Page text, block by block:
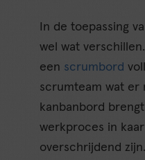
In de toepassing
wel wat
een scrumbord
scrumteam wat er
kanbanbord
werkproces in
overschrijdend